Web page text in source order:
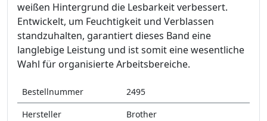
weißen Hintergrund die Lesbarkeit verbessert.
Entwickelt, um Feuchtigkeit und Verblassen
standzuhalten, garantiert dieses Band eine
langlebige Leistung und ist somit eine wesentliche
Wahl für organisierte Arbeitsbereiche.
Bestellnummer
2495
Hersteller
Brother